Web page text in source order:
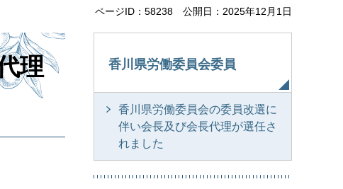
ページID：58238 公開日：2025年12月1日
理
香川県労働委員会委員
香川県労働委員会の委員改選に
伴い会長及び会長代理が選任さ
れました